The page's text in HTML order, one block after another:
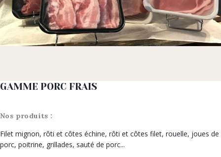
GAMME PORC FRAIS
Nos produits :
Filet mignon, rôti et côtes échine, rôti et côtes filet, rouelle, joues de
porc, poitrine, grillades, sauté de porc...